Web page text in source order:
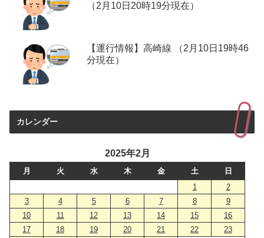
（2月10日20時19分現在）
【運行情報】高崎線 （2月10日19時46
分現在）
カレンダー
2025年2月
月 火 水 木 金 土
日
1
2
3
4 5 6 7 8
9
10
11 12 13 14 15
16
17
18 19 20 21 22
23